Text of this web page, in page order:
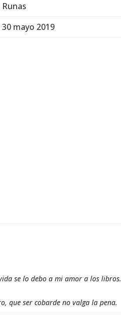
Runas
30 mayo 2019
se lo debo a mi amor a los libros.
que ser cobarde no valga la pena.